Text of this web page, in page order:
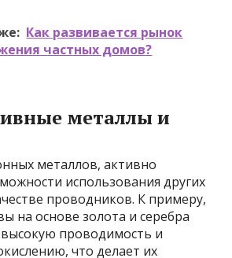
Как развивается рынок
частных домов?
металлы и
металлов, активно
использования других
проводников. К примеру,
на основе золота и серебра
проводимость и
что делает их